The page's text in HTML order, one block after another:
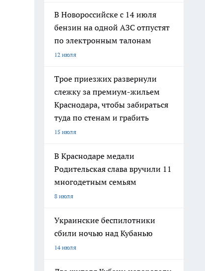
В Новороссийске с 14 июля
бензин на одной АЗС отпустят
по электронным талонам
12 июля
Трое приезжих развернули
слежку за премиум-жильем
Краснодара, чтобы забираться
туда по стенам и грабить
15 июля
В Краснодаре медали
Родительская слава вручили 11
многодетным семьям
8 июля
Украинские беспилотники
сбили ночью над Кубанью
14 июля